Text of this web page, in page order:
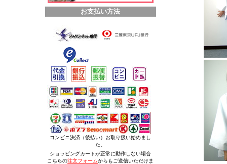
お支払い方法
コンビニ決済（後払い）お取り扱い始めまし
た。
ショッピングカートが正常に動作しない場合
こちらの注文フォームからもご送信いただけま